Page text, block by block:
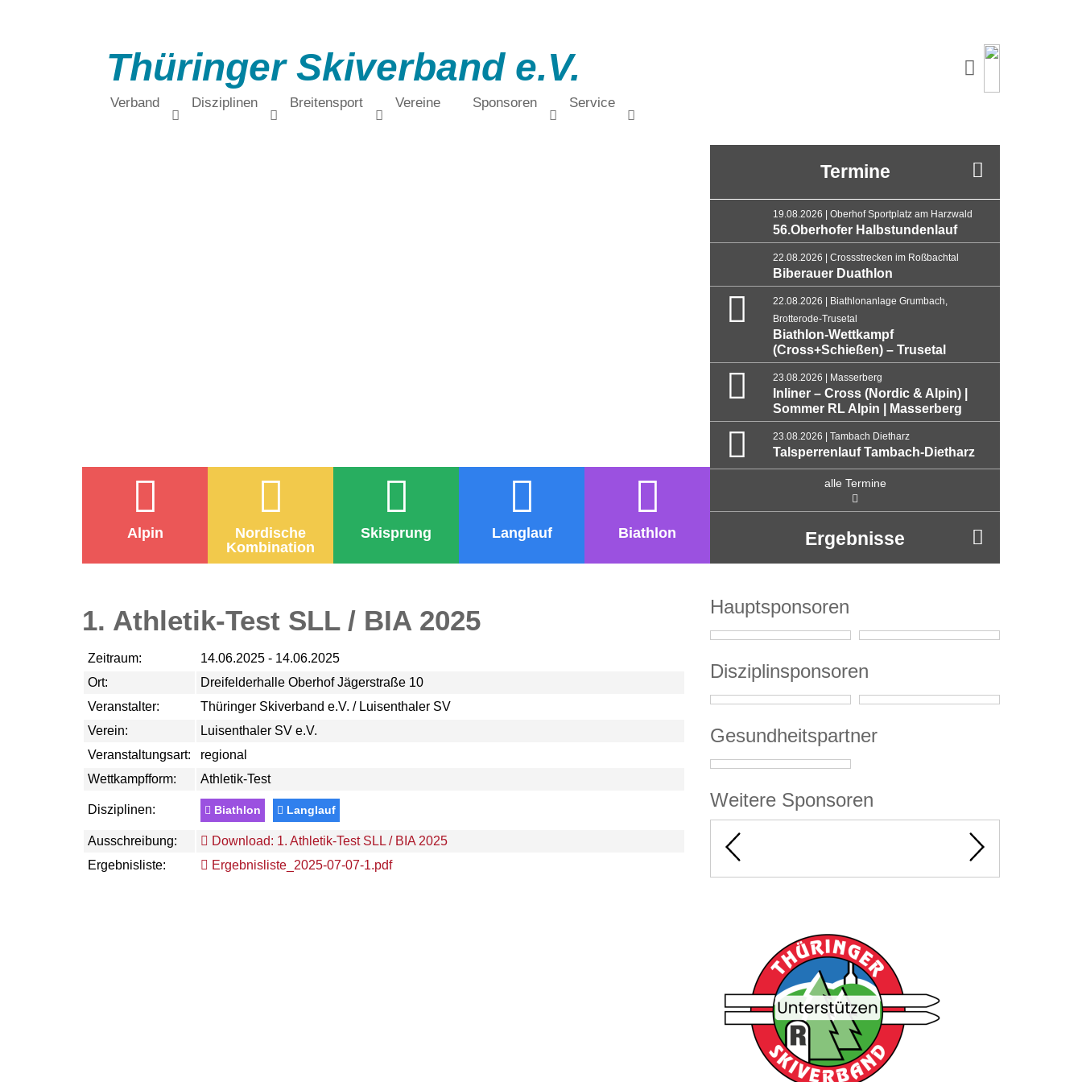
Thüringer Skiverband e.V.
Verband Disziplinen Breitensport Vereine Sponsoren Service
Alpin
Nordische
Kombination
Skisprung Langlauf Biathlon
Termine
19.08.2026 | Oberhof Sportplatz am Harzwald
56.Oberhofer Halbstundenlauf
22.08.2026 | Crossstrecken im Roßbachtal
Biberauer Duathlon
22.08.2026 | Biathlonanlage Grumbach,
Brotterode-Trusetal
Biathlon-Wettkampf
(Cross+Schießen) – Trusetal
23.08.2026 | Masserberg
Inliner – Cross (Nordic & Alpin) |
Sommer RL Alpin | Masserberg
23.08.2026 | Tambach Dietharz
Talsperrenlauf Tambach-Dietharz
alle Termine
Ergebnisse
1. Athletik-Test SLL / BIA 2025
Zeitraum:
14.06.2025 - 14.06.2025
Ort:
Dreifelderhalle Oberhof Jägerstraße 10
Veranstalter:
Thüringer Skiverband e.V. / Luisenthaler SV
Verein:
Luisenthaler SV e.V.
Veranstaltungsart:
regional
Wettkampfform:
Athletik-Test
Disziplinen: Biathlon Langlauf
Ausschreibung:
Download: 1. Athletik-Test SLL / BIA 2025
Ergebnisliste:
Ergebnisliste_2025-07-07-1.pdf
Hauptsponsoren
Disziplinsponsoren
Gesundheitspartner
Weitere Sponsoren